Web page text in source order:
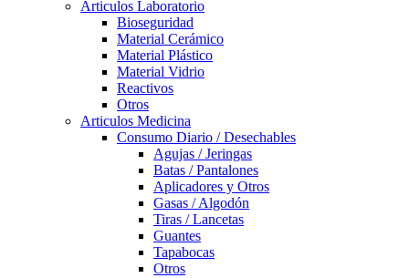
Articulos Laboratorio
Bioseguridad
Material Cerámico
Material Plástico
Material Vidrio
Reactivos
Otros
Articulos Medicina
Consumo Diario / Desechables
Agujas / Jeringas
Batas / Pantalones
Aplicadores y Otros
Gasas / Algodón
Tiras / Lancetas
Guantes
Tapabocas
Otros